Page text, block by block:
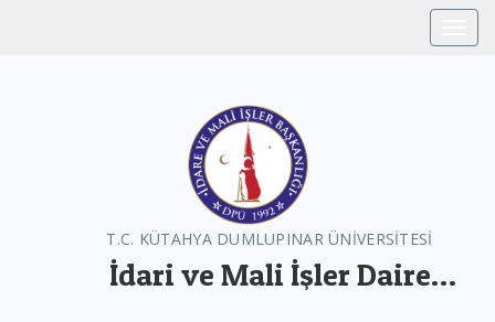
T.C. KÜTAHYA DUMLUPINAR ÜNİVERSİTESİ
İdari ve Mali İşler Daire